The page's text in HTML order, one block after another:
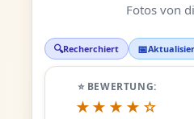
Fotos von
🔍Recherchiert 📅
⭐ BEWERTUNG:
★★★★☆